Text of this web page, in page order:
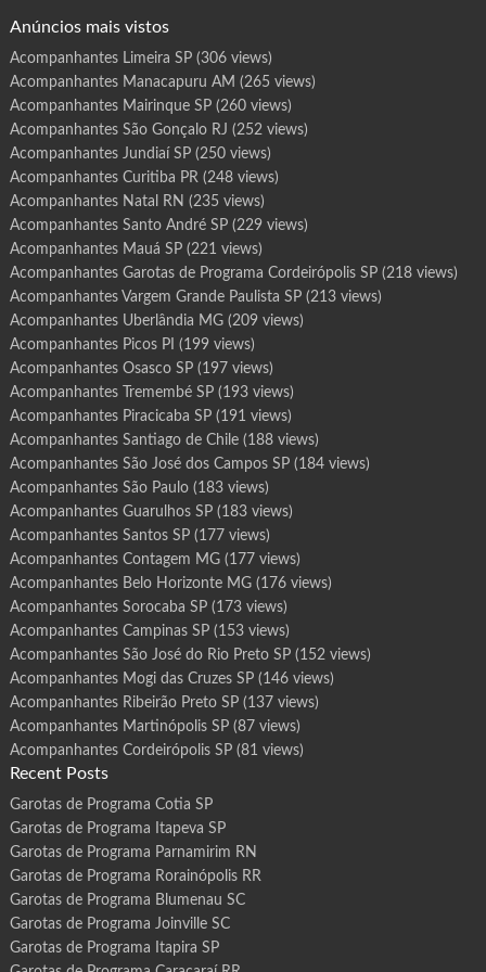
r
m
a
a
t
B
á
r
b
a
r
d
O
s
t
e
S
P
Anúncios mais vistos
Acompanhantes Limeira SP(306 views)
Acompanhantes Manacapuru AM (265 views)
Acompanhantes Mairinque SP(260 views)
Acompanhantes São Gonçalo RJ (252 views)
Acompanhantes Jundiaí SP(250 views)
Acompanhantes Curitiba PR(248 views)
Acompanhantes Natal RN (235 views)
Acompanhantes Santo André SP(229 views)
Acompanhantes Mauá SP(221 views)
Acompanhantes Garotas de Programa Cordeirópolis SP(218 views)
Acompanhantes Vargem Grande Paulista SP(213 views)
Acompanhantes Uberlândia MG(209 views)
Acompanhantes Picos PI (199 views)
Acompanhantes Osasco SP(197 views)
Acompanhantes Tremembé SP(193 views)
Acompanhantes Piracicaba SP(191 views)
Acompanhantes Santiago de Chile(188 views)
Acompanhantes São José dos Campos SP(184 views)
Acompanhantes São Paulo(183 views)
Acompanhantes Guarulhos SP(183 views)
Acompanhantes Santos SP(177 views)
Acompanhantes Contagem MG(177 views)
Acompanhantes Belo Horizonte MG(176 views)
Acompanhantes Sorocaba SP(173 views)
Acompanhantes Campinas SP(153 views)
Acompanhantes São José do Rio Preto SP(152 views)
Acompanhantes Mogi das Cruzes SP(146 views)
Acompanhantes Ribeirão Preto SP(137 views)
Acompanhantes Martinópolis SP(87 views)
Acompanhantes Cordeirópolis SP(81 views)
Recent Posts
Garotas de Programa Cotia SP
Garotas de Programa Itapeva SP
Garotas de Programa Parnamirim RN
Garotas de Programa Rorainópolis RR
Garotas de Programa Blumenau SC
Garotas de Programa Joinville SC
Garotas de Programa Itapira SP